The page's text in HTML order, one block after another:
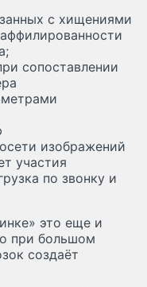
с хищениями
сопоставлении
изображений
участия
по звонку и
это еще и
при большом
создаёт